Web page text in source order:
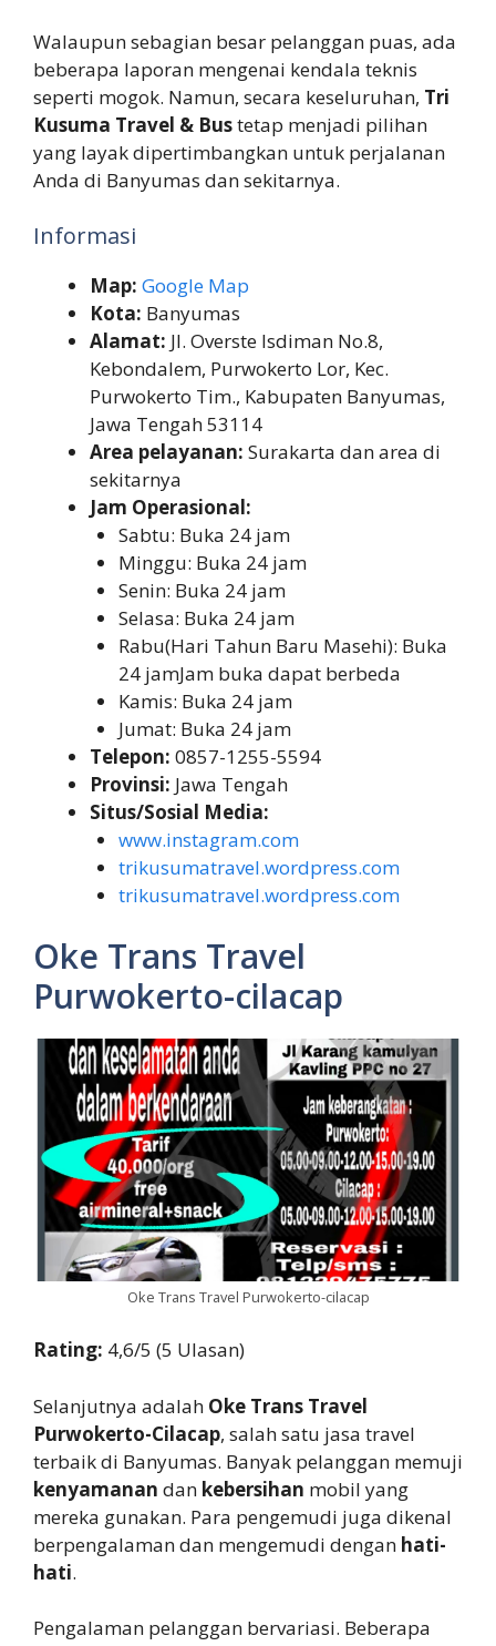
Walaupun sebagian besar pelanggan puas, ada
beberapa laporan mengenai kendala teknis
seperti mogok. Namun, secara keseluruhan, Tri
Kusuma Travel & Bustetap menjadi pilihan
yang layak dipertimbangkan untuk perjalanan
Anda di Banyumas dan sekitarnya.
Informasi
Map: Google Map
Kota: Banyumas
Alamat: Jl. Overste Isdiman No.8,
Kebondalem, Purwokerto Lor, Kec.
Purwokerto Tim., Kabupaten Banyumas,
Jawa Tengah 53114
Area pelayanan: Surakarta dan area di
sekitarnya
Jam Operasional:
Sabtu: Buka 24 jam
Minggu: Buka 24 jam
Senin: Buka 24 jam
Selasa: Buka 24 jam
Rabu(Hari Tahun Baru Masehi): Buka
24 jamJam buka dapat berbeda
Kamis: Buka 24 jam
Jumat: Buka 24 jam
Telepon: 0857-1255-5594
Provinsi: Jawa Tengah
Situs/Sosial Media:
www.instagram.com
trikusumatravel.wordpress.com
trikusumatravel.wordpress.com
Oke Trans Travel
Purwokerto-cilacap
Oke Trans Travel Purwokerto-cilacap
Rating: 4,6/5 (5 Ulasan)
Selanjutnya adalah Oke Trans Travel
Purwokerto-Cilacap, salah satu jasa travel
terbaik di Banyumas. Banyak pelanggan memuji
kenyamanan dan kebersihan mobil yang
mereka gunakan. Para pengemudi juga dikenal
berpengalaman dan mengemudi dengan hati-
hati.
Pengalaman pelanggan bervariasi. Beberapa